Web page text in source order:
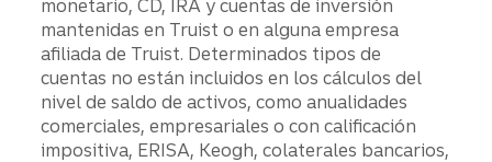
monetario, CD, IRA y cuentas de inversión
mantenidas en Truist o en alguna empresa
afiliada de Truist. Determinados tipos de
cuentas no están incluidos en los cálculos del
nivel de saldo de activos, como anualidades
comerciales, empresariales o con calificación
impositiva, ERISA, Keogh, colaterales bancarios,